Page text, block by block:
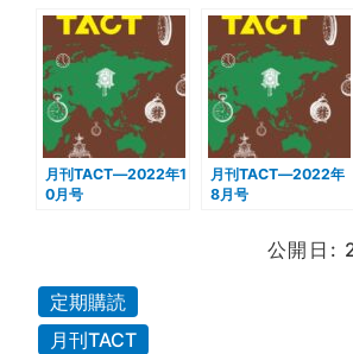
月刊TACT―2022年1
0月号
月刊TACT―2022年
8月号
公開日:
定期購読
月刊TACT